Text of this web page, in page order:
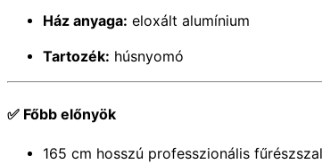
Ház anyaga: eloxált alumínium
Tartozék: húsnyomó
✅ Főbb előnyök
165 cm hosszú professzionális